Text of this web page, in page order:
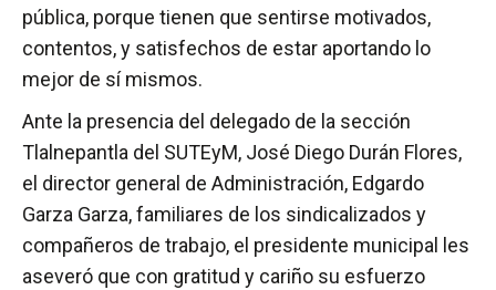
pública, porque tienen que sentirse motivados,
contentos, y satisfechos de estar aportando lo
mejor de sí mismos.
Ante la presencia del delegado de la sección
Tlalnepantla del SUTEyM, José Diego Durán Flores,
el director general de Administración, Edgardo
Garza Garza, familiares de los sindicalizados y
compañeros de trabajo, el presidente municipal les
aseveró que con gratitud y cariño su esfuerzo